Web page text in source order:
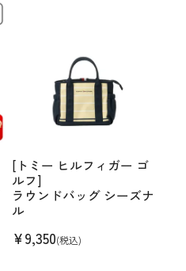
[トミー ヒルフィガー ゴ
ルフ]
ラウンドバッグ シーズナ
ル
¥9,350(税込)